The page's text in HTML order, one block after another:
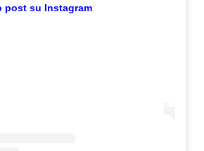
post su Instagram